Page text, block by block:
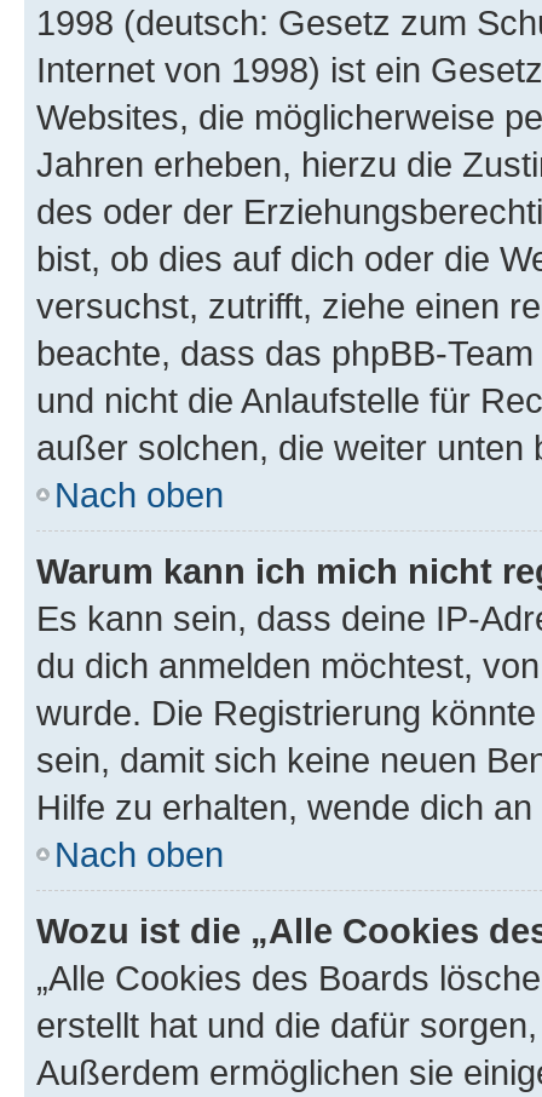
1998 (deutsch: Gesetz zum
Internet von 1998) ist ein
Websites, die möglicherweise
Jahren erheben, hierzu die
des oder der
bist, ob dies auf dich oder die
versuchst, zutrifft, ziehe einen
beachte, dass das phpBB-
und nicht die Anlaufstelle für
außer solchen, die weiter unten
Nach oben
Warum kann ich mich nicht
Es kann sein, dass deine IP-
du dich anmelden möchtest,
wurde. Die Registrierung
sein, damit sich keine neuen
Hilfe zu erhalten, wende dich
Nach oben
Wozu ist die „Alle Cookies
„Alle Cookies des Boards
erstellt hat und die dafür
Außerdem ermöglichen sie